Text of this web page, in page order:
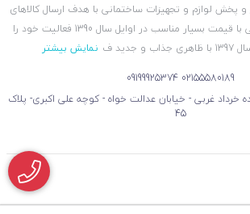
و پخش لوازم و تجهیزات ساختمانی با هدف ارسال کالاهای
مورد نیاز مشتریان گرامی با قیمت بسیار مناسب در اوایل سال 1390 فعالیت خود را
ف
نمایش بیشتر
02155580189
09199925374
خرداد غربی - خیابان عدالت خواه - کوچه علی اکبری- پلاک
45